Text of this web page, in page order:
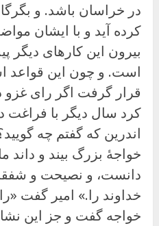
در خراسان باشد. و
کرده آید و با ایشان
بیرون این کارهای
است. و چون این قواعد
قرار گرفت اگر رای غزو
کرد سال دیگر با فراغت
اندرین که گفتم چه
خواجهٔ بزرگ بیند و داند
دانست، و نصیحت و
خداوند را.» امیر گفت
خواجه گفت و جز این